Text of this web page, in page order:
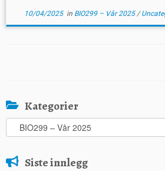
10/04/2025in BIO299 – Vår 2025/
Kategorier
Kategorier
Siste innlegg